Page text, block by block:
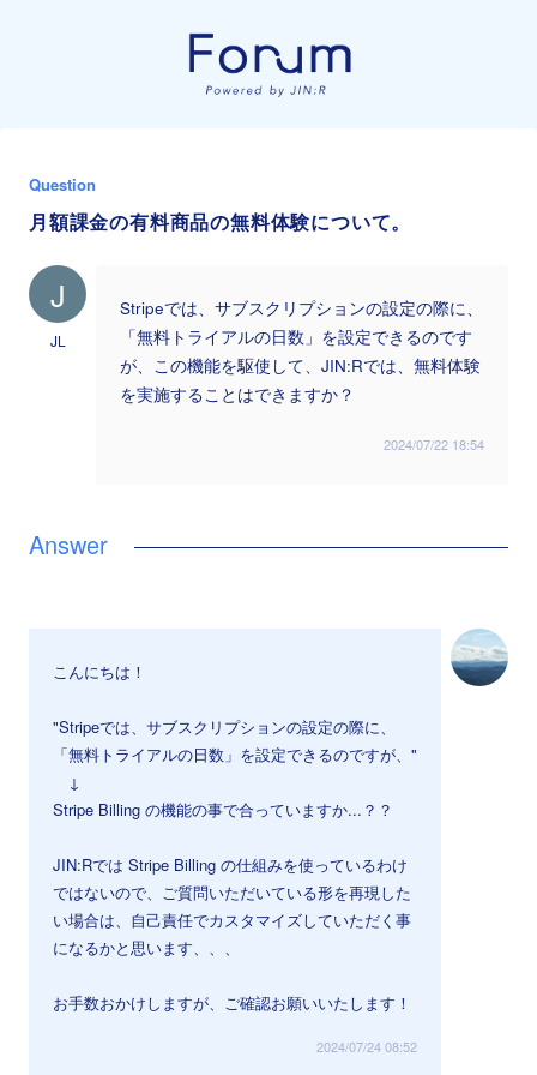
Question
月額課金の有料商品の無料体験について。
J
JL
Stripeでは、サブスクリプションの設定の際に、
「無料トライアルの日数」を設定できるのです
が、この機能を駆使して、JIN:Rでは、無料体験
を実施することはできますか？
2024/07/22 18:54
こんにちは！
"Stripeでは、サブスクリプションの設定の際に、
「無料トライアルの日数」を設定できるのですが、"
↓
Stripe Billing の機能の事で合っていますか...？？
JIN:Rでは Stripe Billing の仕組みを使っているわけ
ではないので、ご質問いただいている形を再現した
い場合は、自己責任でカスタマイズしていただく事
になるかと思います、、、
お手数おかけしますが、ご確認お願いいたします！
2024/07/24 08:52